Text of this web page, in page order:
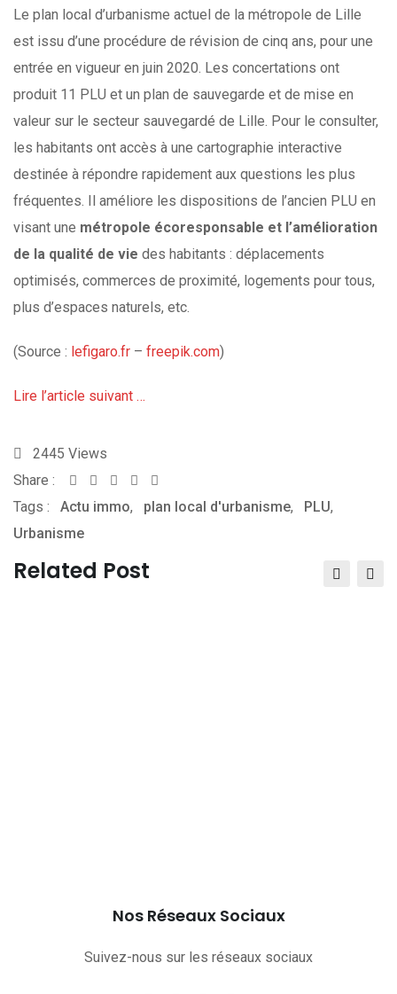
Le plan local d’urbanisme actuel de la métropole de Lille
est issu d’une procédure de révision de cinq ans, pour une
entrée en vigueur en juin 2020. Les concertations ont
produit 11 PLU et un plan de sauvegarde et de mise en
valeur sur le secteur sauvegardé de Lille. Pour le consulter,
les habitants ont accès à une cartographie interactive
destinée à répondre rapidement aux questions les plus
fréquentes. Il améliore les dispositions de l’ancien PLU en
visant une métropole écoresponsable et l’amélioration
de la qualité de vie des habitants : déplacements
optimisés, commerces de proximité, logements pour tous,
plus d’espaces naturels, etc.
(Source : lefigaro.fr – freepik.com)
Lire l’article suivant …
2445 Views
Share :
Whatsapp
Share
via
Tags : Actu immo, plan local d'urbanisme, PLU,
Urbanisme
Related Post
Nos Réseaux Sociaux
Suivez-nous sur les réseaux sociaux